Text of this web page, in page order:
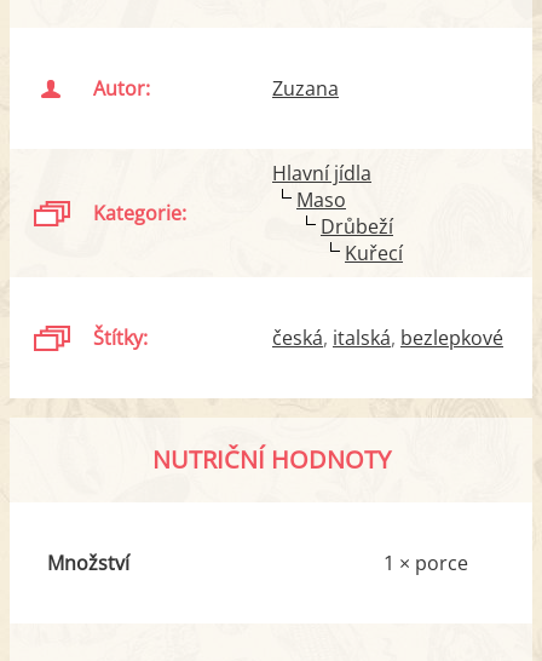
Autor: Zuzana
Kategorie:
Hlavní jídla
Maso
Drůbeží
Kuřecí
Štítky: česká italská bezlepkové
NUTRIČNÍ HODNOTY
Množství 1 × porce